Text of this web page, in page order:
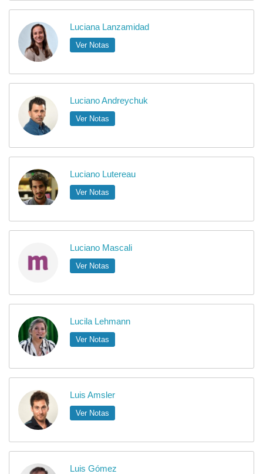
Luciana Lanzamidad
Ver Notas
Luciano Andreychuk
Ver Notas
Luciano Lutereau
Ver Notas
Luciano Mascali
Ver Notas
Lucila Lehmann
Ver Notas
Luis Amsler
Ver Notas
Luis Gómez